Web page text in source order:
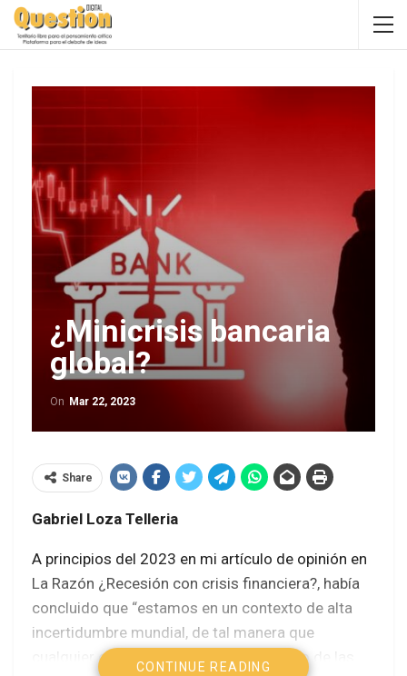
¿Minicrisis bancaria
global?
On Mar 22, 2023
Share
Gabriel Loza Telleria
A principios del 2023 en mi artículo de opinión en
La Razón ¿Recesión con crisis financiera?, había
concluido que “estamos en un contexto de alta
incertidumbre mundial, de tal manera que
cualquier evento relevante, como el caso de las
CONTINUE READING